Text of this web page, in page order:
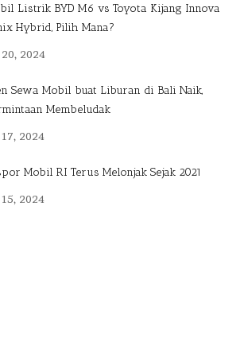
Listrik BYD M6 vs Toyota Kijang Innova
Hybrid, Pilih Mana?
20, 2024
Sewa Mobil buat Liburan di Bali Naik,
Membeludak
2024
Mobil RI Terus Melonjak Sejak 2021
2024